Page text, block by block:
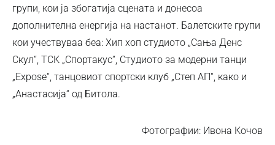
групи, кои ја збогатија сцената и донесоа
дополнителна енергија на настанот. Балетските групи
кои учествуваа беа: Хип хоп студиото „Сања Денс
Скул“, ТСК „Спортакус“, Студиото за модерни танци
„Expose“, танцовиот спортски клуб „Степ АП“, како и
„Анастасија“ од Битола.
Фотографии: Ивона Кочов